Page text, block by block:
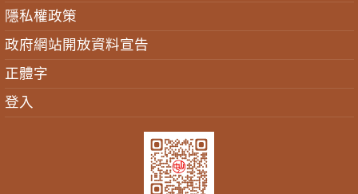
隱私權政策
政府網站開放資料宣告
正體字
登入